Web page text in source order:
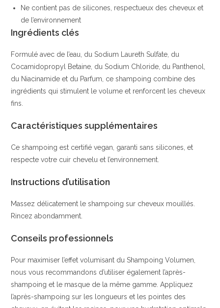
Ne contient pas de silicones, respectueux des cheveux et
de l’environnement
Ingrédients clés
Formulé avec de l’eau, du Sodium Laureth Sulfate, du
Cocamidopropyl Betaine, du Sodium Chloride, du Panthenol,
du Niacinamide et du Parfum, ce shampoing combine des
ingrédients qui stimulent le volume et renforcent les cheveux
fins.
Caractéristiques supplémentaires
Ce shampoing est certifié vegan, garanti sans silicones, et
respecte votre cuir chevelu et l’environnement.
Instructions d’utilisation
Massez délicatement le shampoing sur cheveux mouillés.
Rincez abondamment.
Conseils professionnels
Pour maximiser l’effet volumisant du Shampoing Volumen,
nous vous recommandons d’utiliser également l’après-
shampoing et le masque de la même gamme. Appliquez
l’après-shampoing sur les longueurs et les pointes des